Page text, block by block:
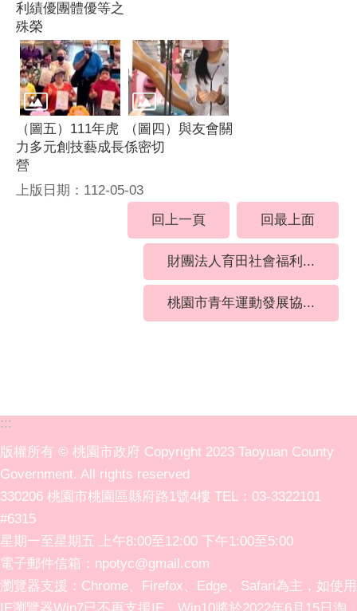
利績優團體優等之
殊榮
（圖五）111年虎
力多元創技藝成長
營
（圖四）與友會關
係密切
上版日期：112-05-03
回上一頁
回最上面
財團法人育田社會福利...
桃園市青年運動發展協...
:::
版權所有 © 桃園市政府 Copyright 2023 Taoyuan County
Government. All rights reserved
330206 桃園市桃園區縣府路1號4樓 TEL：03-3322101
#6315
星期一至星期五 上午8:00至12:00 下午1:00至5:00
電子郵件信箱：npotyc@gmail.com
瀏覽器支援：Chrome、Firefox、Edge、Safari為主，如使用
IE瀏覽器Win7已不再支援IE，Win10將於2022年6月15日淘